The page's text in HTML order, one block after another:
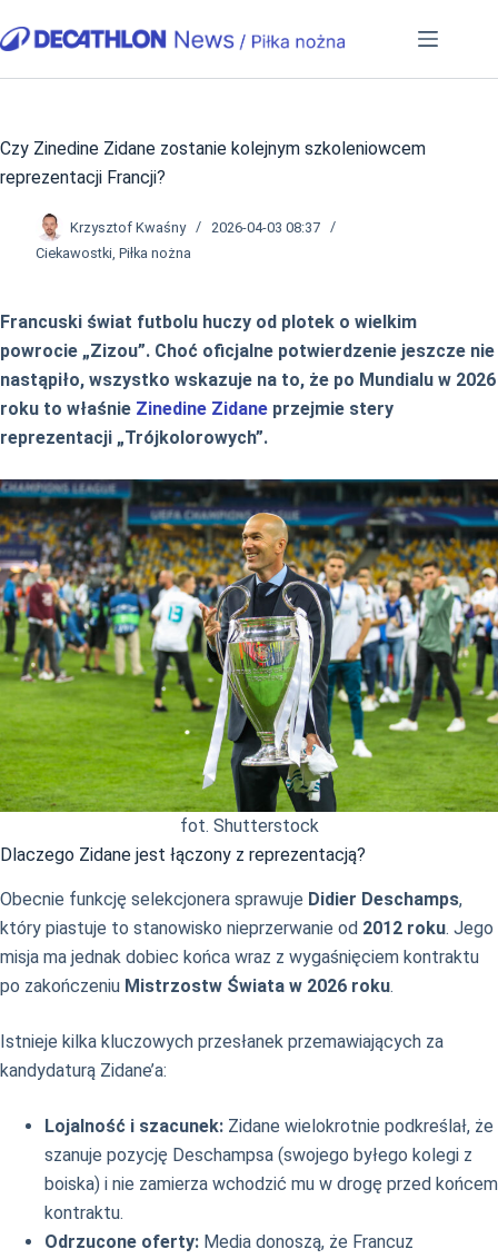
do
Czy Zinedine Zidane zostanie kolejnym szkoleniowcem
reprezentacji Francji?
Krzysztof Kwaśny
2026-04-03 08:37
Ciekawostki, Piłka nożna
Francuski świat futbolu huczy od plotek o wielkim
powrocie „Zizou”. Choć oficjalne potwierdzenie jeszcze nie
nastąpiło, wszystko wskazuje na to, że po Mundialu w 2026
roku to właśnie Zinedine Zidane przejmie stery
reprezentacji „Trójkolorowych”.
fot. Shutterstock
Dlaczego Zidane jest łączony z reprezentacją?
Obecnie funkcję selekcjonera sprawuje Didier Deschamps,
który piastuje to stanowisko nieprzerwanie od 2012 roku. Jego
misja ma jednak dobiec końca wraz z wygaśnięciem kontraktu
po zakończeniu Mistrzostw Świata w 2026 roku.
Istnieje kilka kluczowych przesłanek przemawiających za
kandydaturą Zidane’a:
Lojalność i szacunek: Zidane wielokrotnie podkreślał, że
szanuje pozycję Deschampsa (swojego byłego kolegi z
boiska) i nie zamierza wchodzić mu w drogę przed końcem
kontraktu.
Odrzucone oferty: Media donoszą, że Francuz